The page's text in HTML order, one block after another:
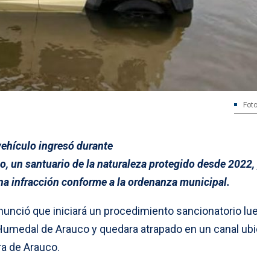
ingresó durante
un santuario de la naturaleza protegido desde
infracción conforme a la ordenanza municipal.
que iniciará un procedimiento sancionatorio
de Arauco y quedara atrapado en un canal
de Arauco.